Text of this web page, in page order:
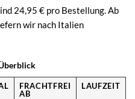
24,95 € pro Bestellung. Ab
wir nach Italien
FRACHTFREI
AB
LAUFZEIT